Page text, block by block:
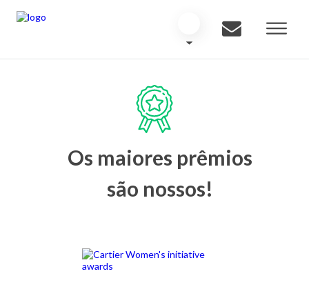
Os maiores prêmios
são nossos!